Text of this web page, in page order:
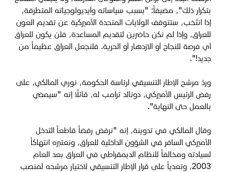
بتكرار ذلك"، مضيفاً: "بسبب سياساته وأيديولوجياته المتطرفة،
إذا انتُخب، ستتوقف الولايات المتحدة الأميركية عن تقديم العون
للعراق، وإذا لم نكن حاضرين لتقديم المساعدة، فلن يكون للعراق
أي فرصة للنجاح أو الازدهار أو الحرية. فلنجعل العراق عظيماً من
جديد!".
وردّ مرشح الإطار التنسيقي لرئاسة الحكومة، نوري المالكي، على
رفض الرئيس الأميركي، دونالد ترامب له، قائلًا إنه "سيمضي
بالعمل حتى النهاية".
وقال المالكي في تدوينة، إنه "نرفض رفضاً قاطعاً التدخل
الأميركي السافر في الشؤون الداخلية للعراق، ونعتبره انتهاكاً
لسيادته ومخالفاً للنظام الديمقراطي في العراق بعد العام
2003، وتعدياً على قرار الإطار التنسيقي لاختيار مرشحه لمنصب